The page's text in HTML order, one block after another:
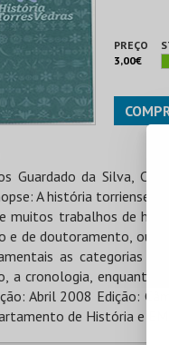
PREÇO
3,00€
Guardado da Silva,
A história torriense,
muitos trabalhos de
e de doutoramento,
as categorias
a cronologia, enquanto
Abril 2008 Edição:
de História e